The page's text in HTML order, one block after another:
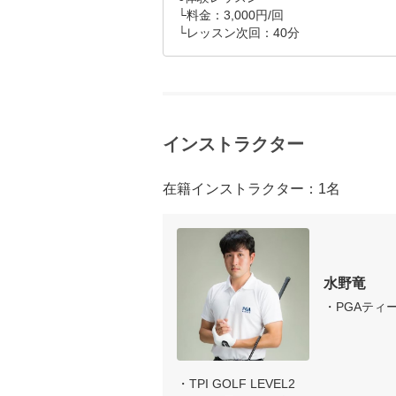
└料金：3,000円/回
└レッスン次回：40分
インストラクター
在籍インストラクター：1名
水野竜
・PGAティ
・TPI GOLF LEVEL2